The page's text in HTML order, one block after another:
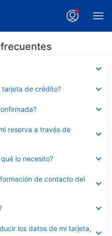
tarjeta de crédito?
reserva a través de
lo necesito?
de contacto del
los datos de mi tarjeta,